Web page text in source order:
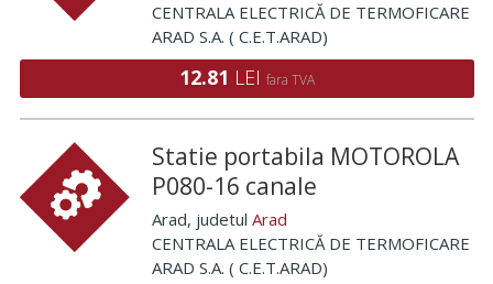
CENTRALA ELECTRICĂ DE TERMOFICARE
ARAD S.A. ( C.E.T.ARAD)
12.81 LEI fara TVA
Statie portabila MOTOROLA
P080-16 canale
Arad, judetul Arad
CENTRALA ELECTRICĂ DE TERMOFICARE
ARAD S.A. ( C.E.T.ARAD)